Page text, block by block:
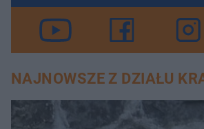
NAJNOWSZE Z DZIAŁU